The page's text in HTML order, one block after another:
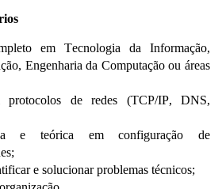
em Tecnologia da Informação,
Engenharia da Computação ou áreas
protocolos de redes (TCP/IP, DNS,
eteórica em configuração de
e solucionar problemas técnicos;